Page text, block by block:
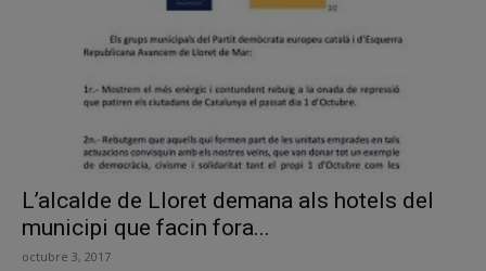
L’alcalde de Lloret demana als hotels del
municipi que facin fora...
octubre 3, 2017